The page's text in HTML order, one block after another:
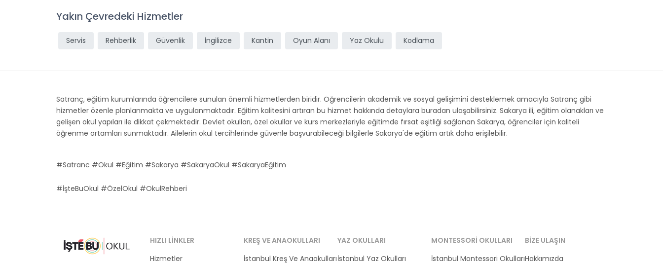
Yakın Çevredeki Hizmetler
Servis Rehberlik Güvenlik İngilizce Kantin Oyun Alanı Yaz Okulu Kodlama
Satranç, eğitim kurumlarında öğrencilere sunulan önemli hizmetlerden biridir. Öğrencilerin akademik ve sosyal gelişimini desteklemek amacıyla Satranç gibi
hizmetler özenle planlanmakta ve uygulanmaktadır. Eğitim kalitesini artıran bu hizmet hakkında detaylara buradan ulaşabilirsiniz. Sakarya ili, eğitim olanakları ve
gelişen okul yapıları ile dikkat çekmektedir. Devlet okulları, özel okullar ve kurs merkezleriyle eğitimde fırsat eşitliği sağlanan Sakarya, öğrenciler için kaliteli
öğrenme ortamları sunmaktadır. Ailelerin okul tercihlerinde güvenle başvurabileceği bilgilerle Sakarya'de eğitim artık daha erişilebilir.
#Satranc #Okul #Eğitim #Sakarya #SakaryaOkul #SakaryaEğitim
#İşteBuOkul #ÖzelOkul #OkulRehberi
HIZLI LINKLER
Hizmetler
KREŞ VE ANAOKULLARI
İstanbul Kreş Ve Anaokulları
YAZ OKULLARI
İstanbul Yaz Okulları
MONTESSORI OKULLARI
İstanbul Montessori Okulları
BIZE ULAŞIN
Hakkımızda